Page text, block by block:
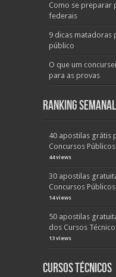
Como se preparar
federais
9 dicas matadoras
público
O que um
para as provas
Ranking Semanal
40 apostilas grátis
Concursos Públicos
44 views
30 apostilas
Concursos Públicos
14 views
50 apostilas
dos Cursos
13 views
Cursos Técnicos